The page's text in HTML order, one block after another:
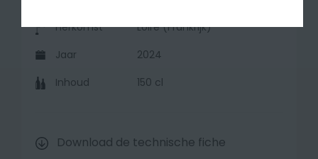
Herkomst
Loire (Frankrijk)
Jaar
2024
Inhoud
150 cl
Download de technische fiche